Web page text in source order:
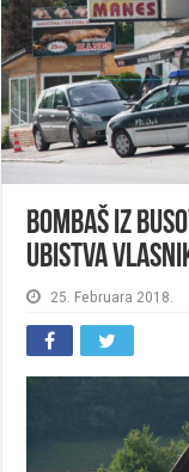
Bombaš iz
ubistva
25. Februara 2018.